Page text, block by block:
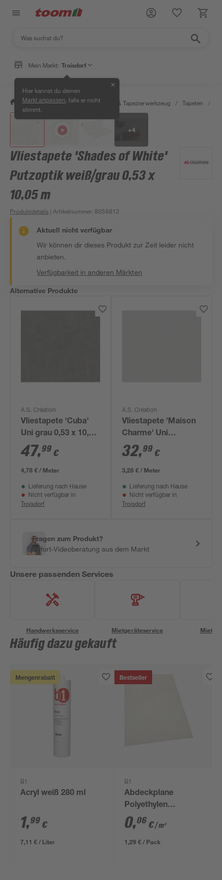
Mein Markt: Troisdorf
Hier kannst du deinen
Markt anpassen , falls er nicht
stimmt.
✕
/ Wohnen & Haushalt / Tapeten & Tapezierwerkzeug / Tapeten /
+4
Vliestapete 'Shades of White'
Putzoptik weiß/grau 0,53 x
10,05 m
Produktdetails | Artikelnummer: 8056812
Aktuell nicht verfügbar
Wir können dir dieses Produkt zur Zeit leider nicht
anbieten.
Verfügbarkeit in anderen Märkten
Alternative Produkte
A.S. Création
Vliestapete 'Cuba'
Uni grau 0,53 x 10,05
m
47,99 €
4,78 € / Meter
Lieferung nach Hause
Nicht verfügbar in
Troisdorf
A.S. Création
Vliestapete 'Maison
Charme' Uni
Leinenoptik grau
0,53 x 10,05 m
32,99 €
3,28 € / Meter
Lieferung nach Hause
Nicht verfügbar in
Troisdorf
Fragen zum Produkt?
Sofort-Videoberatung aus dem Markt
Unsere passenden Services
Handwerksservice Mietgeräteservice
Häufig dazu gekauft
Mengenrabatt
B1
Acryl weiß 280 ml
1,99 €
7,11 € / Liter
Bestseller
B1
Abdeckplane
Polyethylen
transparent 4 x 5 m
0,06 €/ m²
1,29 € / Pack